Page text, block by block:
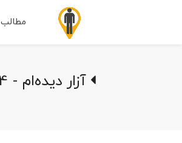
مطالب
آزار دیده‌ام - 3264